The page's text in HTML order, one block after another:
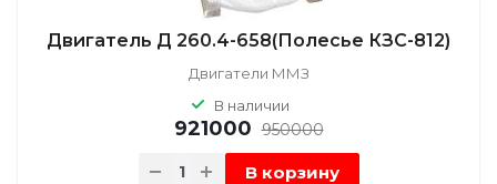
Двигатель Д 260.4-658(Полесье КЗС-812)
Двигатели ММЗ
В наличии
921000 950000
В корзину